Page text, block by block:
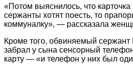
«Потом выяснилось, что
сержанты хотят поесть, то
коммуналку», — рассказала
Кроме того, обвиняемый сержант
забрал у сына сенсорный
карту — «и телефон у них был